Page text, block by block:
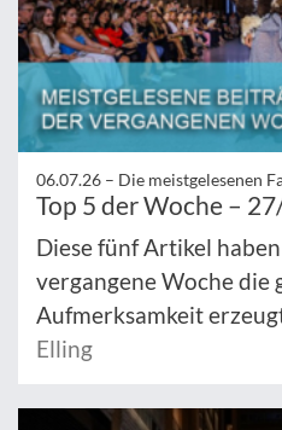
06.07.26 – Die meistgelesenen
Top 5 der Woche –
Diese fünf Artikel
vergangene Woche die
Aufmerksamkeit
Elling